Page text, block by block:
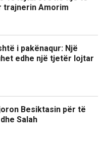
trajnerin Amorim
i pakënaqur: Një
edhe një tjetër lojtar
Besiktasin për të
Salah